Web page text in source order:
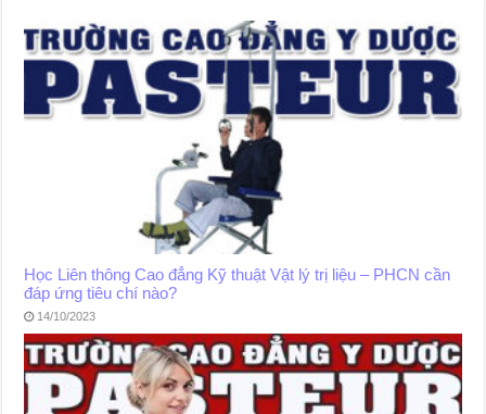
Học Liên thông Cao đẳng Kỹ thuật Vật lý trị liệu – PHCN cần
đáp ứng tiêu chí nào?
14/10/2023